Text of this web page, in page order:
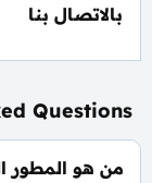
بالاتصال بنا
Questions
من هو المطور